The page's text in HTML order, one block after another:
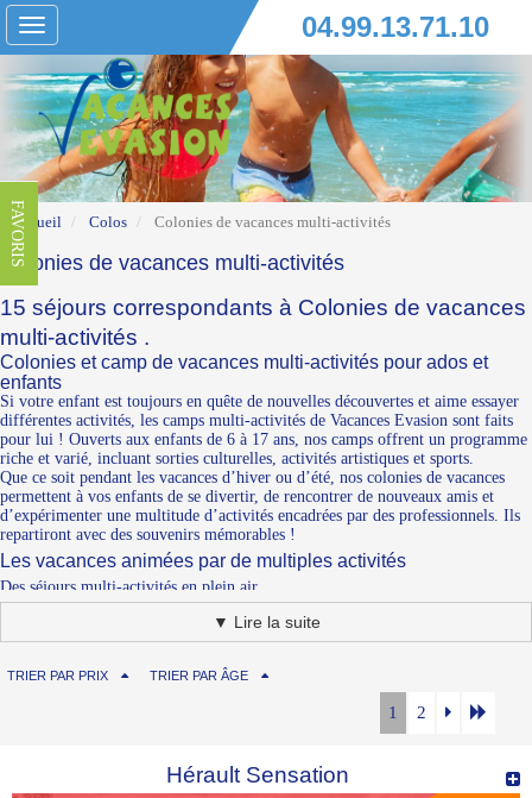
Toggle
navigation
04.99.13.71.10
FAVORIS
Accueil Colos Colonies de vacances multi-activités
Colonies de vacances multi-activités
15 séjours correspondants à Colonies de vacances
multi-activités .
Colonies et camp de vacances multi-activités pour ados et
enfants
Si votre enfant est toujours en quête de nouvelles découvertes et aime essayer
différentes activités, les camps multi-activités de Vacances Evasion sont faits
pour lui ! Ouverts aux enfants de 6 à 17 ans, nos camps offrent un programme
riche et varié, incluant sorties culturelles, activités artistiques et sports.
Que ce soit pendant les vacances d’hiver ou d’été, nos colonies de vacances
permettent à vos enfants de se divertir, de rencontrer de nouveaux amis et
d’expérimenter une multitude d’activités encadrées par des professionnels. Ils
repartiront avec des souvenirs mémorables !
Les vacances animées par de multiples activités
Des séjours multi-activités en plein air
Les vacances multi-sports et loisirs
Les camps d'aventures multifonctions▼ Lire la suite
TRIER PAR PRIX TRIER PAR ÂGE
1 2
Hérault Sensation